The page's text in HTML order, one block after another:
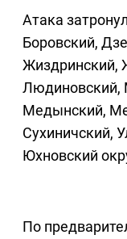
Атака
Боровский,
Жиздринский,
Людиновский,
Медынский,
Сухиничский,
Юхновский
По